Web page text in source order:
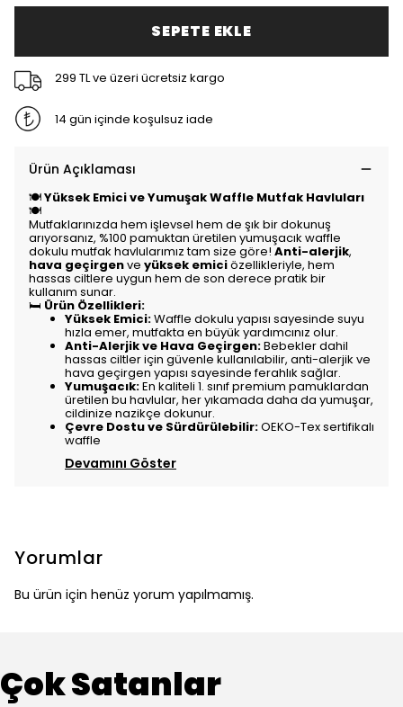
SEPETE EKLE
299 TL ve üzeri ücretsiz kargo
14 gün içinde koşulsuz iade
Ürün Açıklaması
🍽️Yüksek Emici ve Yumuşak Waffle Mutfak Havluları
🍽️
Mutfaklarınızda hem işlevsel hem de şık bir dokunuş
arıyorsanız, %100 pamuktan üretilen yumuşacık waffle
dokulu mutfak havlularımız tam size göre!Anti-alerjik,
hava geçirgenve yüksek emiciözellikleriyle, hem
hassas ciltlere uygun hem de son derece pratik bir
kullanım sunar.
🛏️ Ürün Özellikleri:
Yüksek Emici:Waffle dokulu yapısı sayesinde suyu
hızla emer, mutfakta en büyük yardımcınız olur.
Anti-Alerjik ve Hava Geçirgen:Bebekler dahil
hassas ciltler için güvenle kullanılabilir, anti-alerjik ve
hava geçirgen yapısı sayesinde ferahlık sağlar.
Yumuşacık:En kaliteli 1. sınıf premium pamuklardan
üretilen bu havlular, her yıkamada daha da yumuşar,
cildinize nazikçe dokunur.
Çevre Dostu ve Sürdürülebilir:OEKO-Tex sertifikalı
waffle
Devamını Göster
Yorumlar
Bu ürün için henüz yorum yapılmamış.
Çok Satanlar